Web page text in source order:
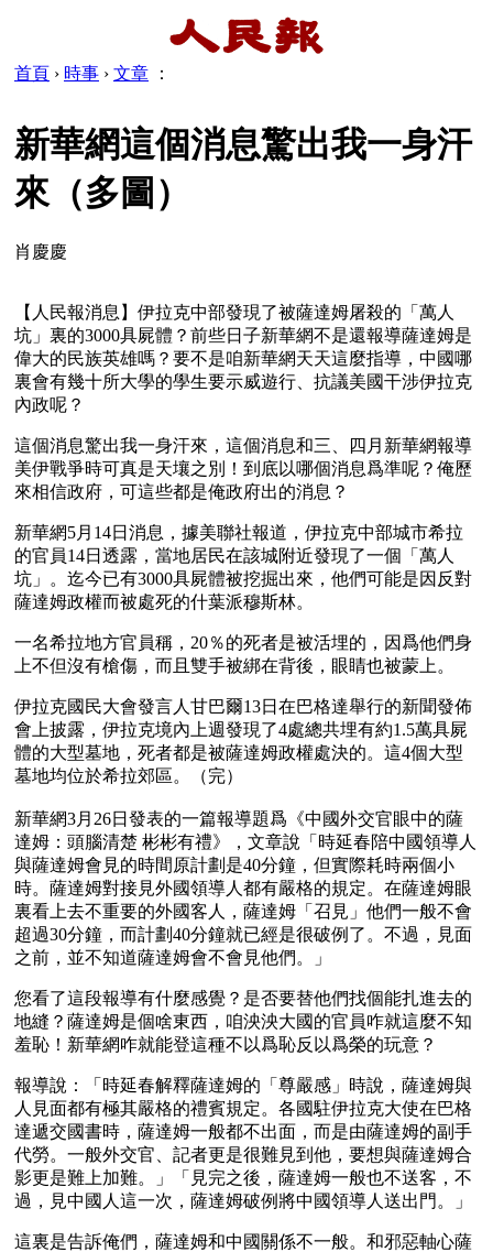
首頁 › 時事 › 文章 ：
新華網這個消息驚出我一身汗
來（多圖）
肖慶慶
【人民報消息】伊拉克中部發現了被薩達姆屠殺的「萬人
坑」裏的3000具屍體？前些日子新華網不是還報導薩達姆是
偉大的民族英雄嗎？要不是咱新華網天天這麼指導，中國哪
裏會有幾十所大學的學生要示威遊行、抗議美國干涉伊拉克
內政呢？
這個消息驚出我一身汗來，這個消息和三、四月新華網報導
美伊戰爭時可真是天壤之別！到底以哪個消息爲準呢？俺歷
來相信政府，可這些都是俺政府出的消息？
新華網5月14日消息，據美聯社報道，伊拉克中部城市希拉
的官員14日透露，當地居民在該城附近發現了一個「萬人
坑」。迄今已有3000具屍體被挖掘出來，他們可能是因反對
薩達姆政權而被處死的什葉派穆斯林。
一名希拉地方官員稱，20％的死者是被活埋的，因爲他們身
上不但沒有槍傷，而且雙手被綁在背後，眼睛也被蒙上。
伊拉克國民大會發言人甘巴爾13日在巴格達舉行的新聞發佈
會上披露，伊拉克境內上週發現了4處總共埋有約1.5萬具屍
體的大型墓地，死者都是被薩達姆政權處決的。這4個大型
墓地均位於希拉郊區。（完）
新華網3月26日發表的一篇報導題爲《中國外交官眼中的薩
達姆：頭腦清楚 彬彬有禮》，文章說「時延春陪中國領導人
與薩達姆會見的時間原計劃是40分鐘，但實際耗時兩個小
時。薩達姆對接見外國領導人都有嚴格的規定。在薩達姆眼
裏看上去不重要的外國客人，薩達姆「召見」他們一般不會
超過30分鐘，而計劃40分鐘就已經是很破例了。不過，見面
之前，並不知道薩達姆會不會見他們。」
您看了這段報導有什麼感覺？是否要替他們找個能扎進去的
地縫？薩達姆是個啥東西，咱泱泱大國的官員咋就這麼不知
羞恥！新華網咋就能登這種不以爲恥反以爲榮的玩意？
報導說：「時延春解釋薩達姆的「尊嚴感」時說，薩達姆與
人見面都有極其嚴格的禮賓規定。各國駐伊拉克大使在巴格
達遞交國書時，薩達姆一般都不出面，而是由薩達姆的副手
代勞。一般外交官、記者更是很難見到他，要想與薩達姆合
影更是難上加難。」「見完之後，薩達姆一般也不送客，不
過，見中國人這一次，薩達姆破例將中國領導人送出門。」
這裏是告訴俺們，薩達姆和中國關係不一般。和邪惡軸心薩